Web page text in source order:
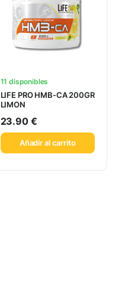
11 disponibles
LIFE PRO HMB-CA 200GR
LIMON
23.90 €
Añadir al carrito